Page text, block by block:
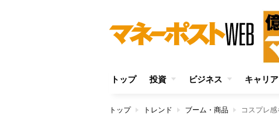
トップ 投資 ビジネス キャリア
トップ トレンド ブーム・商品